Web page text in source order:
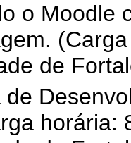
o Moodle
de
de
horária: